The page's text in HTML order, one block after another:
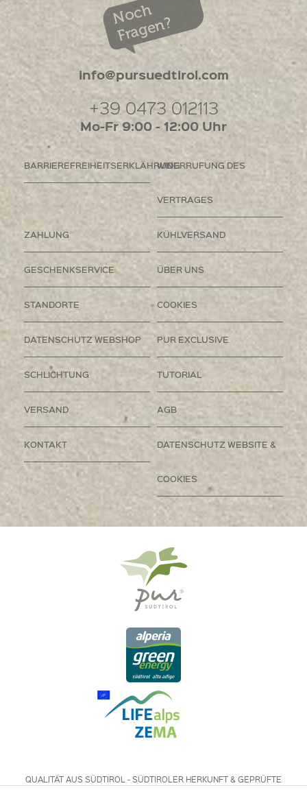
Noch
Fragen?
info@pursuedtirol.com
+39 0473 012113
Mo-Fr 9:00 - 12:00 Uhr
BARRIEREFREIHEITSERKLÄHRUNGWIDERRUFUNG DES
VERTRAGES
ZAHLUNG KÜHLVERSAND
GESCHENKSERVICE ÜBER UNS
STANDORTE COOKIES
DATENSCHUTZ WEBSHOP PUR EXCLUSIVE
SCHLICHTUNG TUTORIAL
VERSAND AGB
KONTAKT DATENSCHUTZ WEBSITE &
COOKIES
QUALITÄT AUS SÜDTIROL - SÜDTIROLER HERKUNFT & GEPRÜFTE